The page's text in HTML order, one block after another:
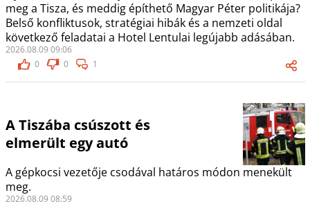
meg a Tisza, és meddig építhető Magyar Péter politikája?
Belső konfliktusok, stratégiai hibák és a nemzeti oldal
következő feladatai a Hotel Lentulai legújabb adásában.
2026.08.09 09:06
0
0 1
A Tiszába csúszott és
elmerült egy autó
A gépkocsi vezetője csodával határos módon menekült
meg.
2026.08.09 08:59